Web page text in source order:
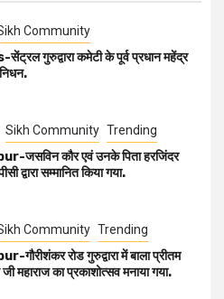
Community
गुरुद्वारा कमेटी के पूर्व प्रधान महेंद्र
Sikh Community Trending
जसविन कौर एवं उनके पिता हरजिंदर
द्वारा सम्मानित किया गया.
Community Trending
रोड गुरुद्वारा में बाला प्रीतम
महाराज का प्रकाशोत्सव मनाया गया.